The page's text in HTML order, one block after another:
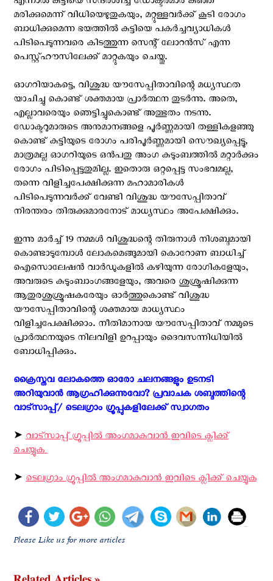
മരിക്കുമെന്ന് വിധിയെഴുതുകയും, മറ്റുള്ളവര്‍ക്ക് കൂടി രോഗം
ബാധിക്കുമെന്ന ഭയത്തില്‍ കുട്ടിയെ പകര്‍ച്ചവ്യാധികള്‍
പിടിപെടുന്നവരെ കിടത്തുന്ന സെന്റ്‌ ലോറന്‍സ് എന്ന
പെസ്റ്റ്ഹൗസിലേക്ക് മാറ്റുകയും ചെയ്തു.
ഓഗറിയാകട്ടെ, വിശുദ്ധ യൗസേപ്പിതാവിന്റെ മധ്യസ്ഥത
യാചിച്ചു കൊണ്ട് ശക്തമായ പ്രാര്‍ത്ഥന തുടര്‍ന്നു. അതെ,
എല്ലാവരെയും ഞെട്ടിച്ചുകൊണ്ട് അത്ഭുതം നടന്നു.
ഡോക്ടറുമാരുടെ അനുമാനങ്ങളെ പൂര്‍ണ്ണമായി തള്ളികളഞ്ഞു
കൊണ്ട് കുട്ടിയുടെ രോഗം പരിപൂര്‍ണ്ണമായി സൌഖ്യപ്പെട്ടു,
മാത്രമല്ല ഓഗറിയുടെ ഒന്‍പതു അംഗ കുടുംബത്തില്‍ മറ്റാര്‍ക്കും
രോഗം പിടിപ്പെട്ടതുമില്ല. ഇതൊരു ഒറ്റപ്പെട്ട സംഭവമല്ല,
തന്നെ വിളിച്ചപേക്ഷിക്കുന്ന മഹാമാരികള്‍
പിടിപെടുന്നവര്‍ക്ക് വേണ്ടി വിശുദ്ധ യൗസേപ്പിതാവ്
നിരന്തരം തിരുക്കുമാരനോട് മാധ്യസ്ഥം അപേക്ഷിക്കും.
ഇന്നു മാര്‍ച്ച് 19 നമ്മള്‍ വിശുദ്ധന്റെ തിരുനാള്‍ നിശബ്ദമായി
കൊണ്ടാടുമ്പോള്‍ ലോകമെങ്ങുമായി കൊറോണ ബാധിച്ച്
ഐസൊലേഷന്‍ വാര്‍ഡുകളില്‍ കഴിയുന്ന രോഗികളേയും,
അവരുടെ കുടുംബാംഗങ്ങളേയും, അവരെ ശുശ്രൂഷിക്കുന്ന
ആതുരശുശ്രൂഷകരേയും ഓര്‍ത്തുകൊണ്ട്‌ വിശുദ്ധ
യൗസേപ്പിതാവിന്റെ ശക്തമായ മാധ്യസ്ഥം
വിളിച്ചപേക്ഷിക്കാം. നീതിമാനായ യൗസേപ്പിതാവ് നമ്മുടെ
പ്രാര്‍ത്ഥനയുടെ നിലവിളി ഉറപ്പായും ദൈവസന്നിധിയില്‍
ബോധിപ്പിക്കും.
ക്രൈസ്തവ ലോകത്തെ ഓരോ ചലനങ്ങളും ഉടനടി
അറിയുവാന്‍ ആഗ്രഹിക്കുന്നുവോ? പ്രവാചക ശബ്ദത്തിന്റെ
വാട്സാപ്പ്/ ടെലഗ്രാം ഗ്രൂപ്പുകളിലേക്ക് സ്വാഗതം ‍
➤ വാട്സാപ്പ് ഗ്രൂപ്പിൽ അംഗമാകുവാൻ ഇവിടെ ക്ലിക്ക്
ചെയ്യുക
➤ ടെലഗ്രാം ഗ്രൂപ്പിൽ അംഗമാകുവാൻ ഇവിടെ ക്ലിക്ക് ചെയ്യുക
Please Like us for more articles